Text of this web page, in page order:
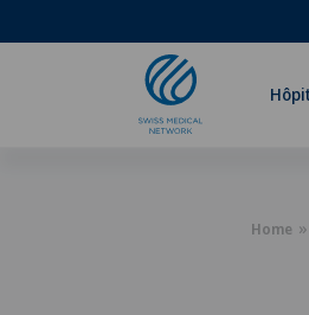
Home